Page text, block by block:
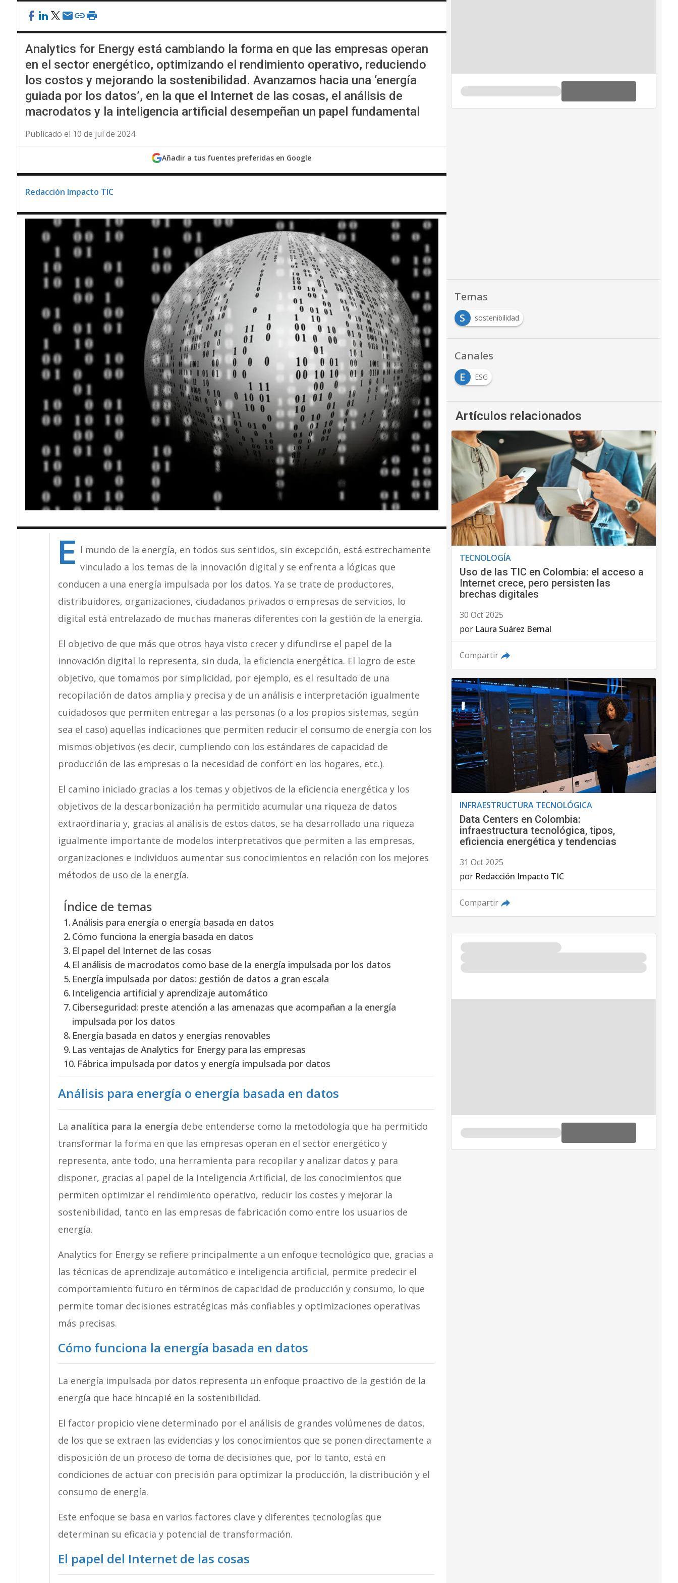
Analytics for Energy está cambiando la forma en que las empresas operan
en el sector energético, optimizando el rendimiento operativo, reduciendo
los costos y mejorando la sostenibilidad. Avanzamos hacia una ‘energía
guiada por los datos’, en la que el Internet de las cosas, el análisis de
macrodatos y la inteligencia artificial desempeñan un papel fundamental
Publicado el 10 de jul de 2024
Añadir a tus fuentes preferidas en Google
Redacción Impacto TIC
E l mundo de la energía, en todos sus sentidos, sin excepción, está estrechamente
vinculado a los temas de la innovación digital y se enfrenta a lógicas que
conducen a una energía impulsada por los datos. Ya se trate de productores,
distribuidores, organizaciones, ciudadanos privados o empresas de servicios, lo
digital está entrelazado de muchas maneras diferentes con la gestión de la energía.
El objetivo de que más que otros haya visto crecer y difundirse el papel de la
innovación digital lo representa, sin duda, la eficiencia energética. El logro de este
objetivo, que tomamos por simplicidad, por ejemplo, es el resultado de una
recopilación de datos amplia y precisa y de un análisis e interpretación igualmente
cuidadosos que permiten entregar a las personas (o a los propios sistemas, según
sea el caso) aquellas indicaciones que permiten reducir el consumo de energía con los
mismos objetivos (es decir, cumpliendo con los estándares de capacidad de
producción de las empresas o la necesidad de confort en los hogares, etc.).
El camino iniciado gracias a los temas y objetivos de la eficiencia energética y los
objetivos de la descarbonización ha permitido acumular una riqueza de datos
extraordinaria y, gracias al análisis de estos datos, se ha desarrollado una riqueza
igualmente importante de modelos interpretativos que permiten a las empresas,
organizaciones e individuos aumentar sus conocimientos en relación con los mejores
métodos de uso de la energía.
Índice de temas
Análisis para energía o energía basada en datos
Cómo funciona la energía basada en datos
El papel del Internet de las cosas
El análisis de macrodatos como base de la energía impulsada por los datos
Energía impulsada por datos: gestión de datos a gran escala
Inteligencia artificial y aprendizaje automático
Ciberseguridad: preste atención a las amenazas que acompañan a la energía
impulsada por los datos
Energía basada en datos y energías renovables
Las ventajas de Analytics for Energy para las empresas
Fábrica impulsada por datos y energía impulsada por datos
Análisis para energía o energía basada en datos
La analítica para la energía debe entenderse como la metodología que ha permitido
transformar la forma en que las empresas operan en el sector energético y
representa, ante todo, una herramienta para recopilar y analizar datos y para
disponer, gracias al papel de la Inteligencia Artificial, de los conocimientos que
permiten optimizar el rendimiento operativo, reducir los costes y mejorar la
sostenibilidad, tanto en las empresas de fabricación como entre los usuarios de
energía.
Analytics for Energy se refiere principalmente a un enfoque tecnológico que, gracias a
las técnicas de aprendizaje automático e inteligencia artificial, permite predecir el
comportamiento futuro en términos de capacidad de producción y consumo, lo que
permite tomar decisiones estratégicas más confiables y optimizaciones operativas
más precisas.
Cómo funciona la energía basada en datos
La energía impulsada por datos representa un enfoque proactivo de la gestión de la
energía que hace hincapié en la sostenibilidad.
El factor propicio viene determinado por el análisis de grandes volúmenes de datos,
de los que se extraen las evidencias y los conocimientos que se ponen directamente a
disposición de un proceso de toma de decisiones que, por lo tanto, está en
condiciones de actuar con precisión para optimizar la producción, la distribución y el
consumo de energía.
Este enfoque se basa en varios factores clave y diferentes tecnologías que
determinan su eficacia y potencial de transformación.
El papel del Internet de las cosas
Temas
S
sostenibilidad
Canales
E
ESG
Artículos relacionados
TECNOLOGÍA
Uso de las TIC en Colombia: el acceso a
Internet crece, pero persisten las
brechas digitales
30 Oct 2025
por Laura Suárez Bernal
Compartir
INFRAESTRUCTURA TECNOLÓGICA
Data Centers en Colombia:
infraestructura tecnológica, tipos,
eficiencia energética y tendencias
31 Oct 2025
por Redacción Impacto TIC
Compartir